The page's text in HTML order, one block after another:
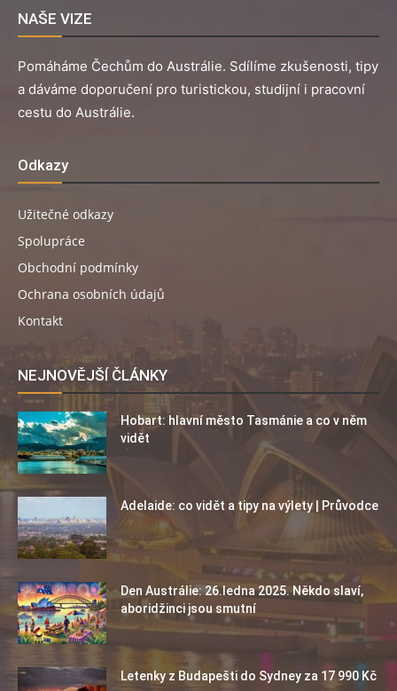
NAŠE VIZE
Pomáháme Čechům do Austrálie. Sdílíme zkušenosti, tipy
a dáváme doporučení pro turistickou, studijní i pracovní
cestu do Austrálie.
Odkazy
Užitečné odkazy
Spolupráce
Obchodní podmínky
Ochrana osobních údajů
Kontakt
NEJNOVĚJŠÍ ČLÁNKY
Hobart: hlavní město Tasmánie a co v něm
vidět
Adelaide: co vidět a tipy na výlety | Průvodce
Den Austrálie: 26.ledna 2025. Někdo slaví,
aboridžinci jsou smutní
Letenky z Budapešti do Sydney za 17 990 Kč